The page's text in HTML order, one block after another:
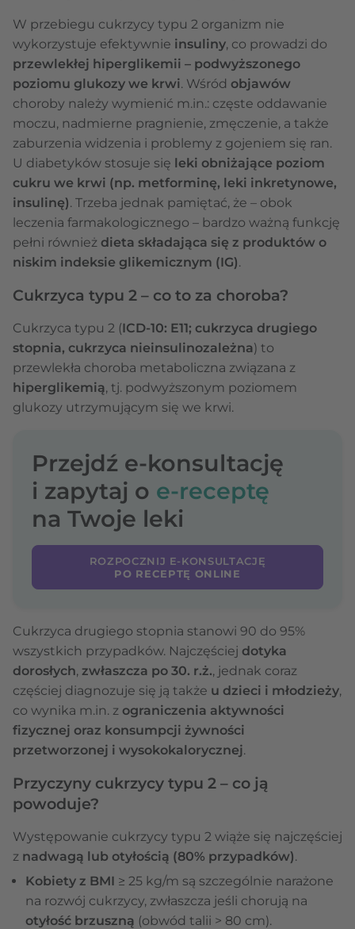
W przebiegu cukrzycy typu 2 organizm nie
wykorzystuje efektywnie insuliny, co prowadzi do
przewlekłej hiperglikemii – podwyższonego
poziomu glukozy we krwi. Wśród objawów
choroby należy wymienić m.in.: częste oddawanie
moczu, nadmierne pragnienie, zmęczenie, a także
zaburzenia widzenia i problemy z gojeniem się ran.
U diabetyków stosuje się leki obniżające poziom
cukru we krwi (np. metforminę, leki inkretynowe,
insulinę). Trzeba jednak pamiętać, że – obok
leczenia farmakologicznego – bardzo ważną funkcję
pełni również dieta składająca się z produktów o
niskim indeksie glikemicznym (IG).
Cukrzyca typu 2 – co to za choroba?
Cukrzyca typu 2 (ICD-10: E11; cukrzyca drugiego
stopnia, cukrzyca nieinsulinozależna) to
przewlekła choroba metaboliczna związana z
hiperglikemią, tj. podwyższonym poziomem
glukozy utrzymującym się we krwi.
Przejdź e-konsultację
i zapytaj o e-receptę
na Twoje leki
ROZPOCZNIJ E-KONSULTACJĘ
PO RECEPTĘ ONLINE
Cukrzyca drugiego stopnia stanowi 90 do 95%
wszystkich przypadków. Najczęściej dotyka
dorosłych, zwłaszcza po 30. r.ż., jednak coraz
częściej diagnozuje się ją także u dzieci i młodzieży,
co wynika m.in. z ograniczenia aktywności
fizycznej oraz konsumpcji żywności
przetworzonej i wysokokalorycznej.
Przyczyny cukrzycy typu 2 – co ją
powoduje?
Występowanie cukrzycy typu 2 wiąże się najczęściej
z nadwagą lub otyłością (80% przypadków).
Kobiety z BMI ≥ 25 kg/m są szczególnie narażone
na rozwój cukrzycy, zwłaszcza jeśli chorują na
otyłość brzuszną (obwód talii > 80 cm).